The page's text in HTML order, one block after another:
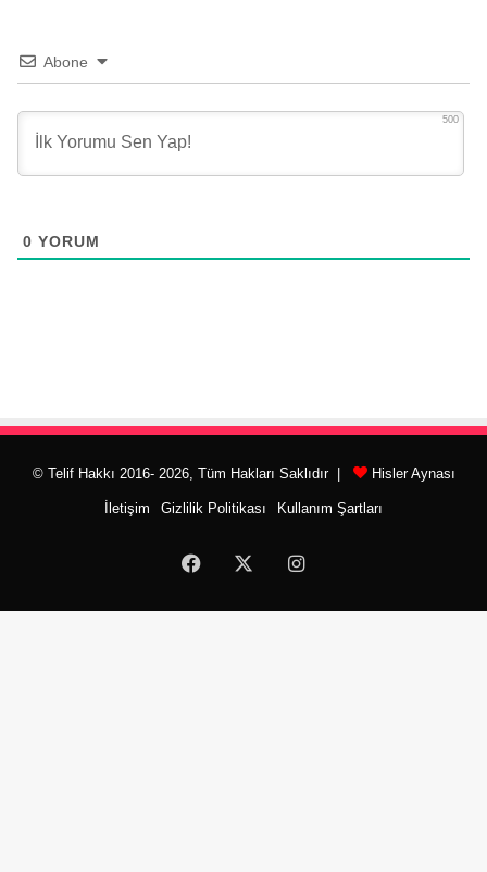
Abone
500
0 YORUM
© Telif Hakkı 2016- 2026, Tüm Hakları Saklıdır | Hisler Aynası
İletişim Gizlilik Politikası Kullanım Şartları
Facebook Instagram